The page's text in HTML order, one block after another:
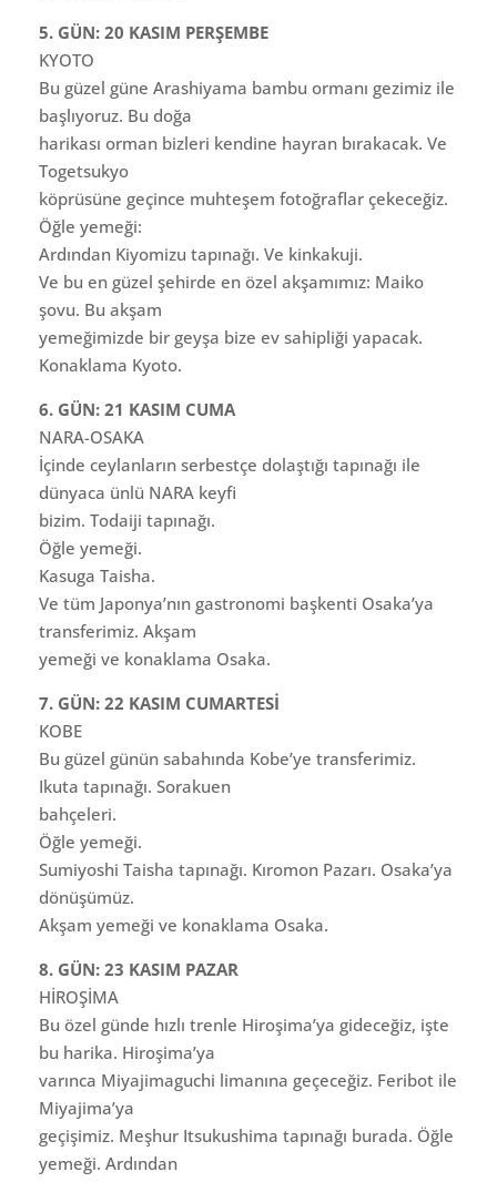
5. GÜN: 20 KASIM PERŞEMBE
KYOTO
Bu güzel güne Arashiyama bambu ormanı gezimiz ile
başlıyoruz. Bu doğa
harikası orman bizleri kendine hayran bırakacak. Ve
Togetsukyo
köprüsüne geçince muhteşem fotoğraflar çekeceğiz.
Öğle yemeği:
Ardından Kiyomizu tapınağı. Ve kinkakuji.
Ve bu en güzel şehirde en özel akşamımız: Maiko
şovu. Bu akşam
yemeğimizde bir geyşa bize ev sahipliği yapacak.
Konaklama Kyoto.
6. GÜN: 21 KASIM CUMA
NARA-OSAKA
İçinde ceylanların serbestçe dolaştığı tapınağı ile
dünyaca ünlü NARA keyfi
bizim. Todaiji tapınağı.
Öğle yemeği.
Kasuga Taisha.
Ve tüm Japonya’nın gastronomi başkenti Osaka’ya
transferimiz. Akşam
yemeği ve konaklama Osaka.
7. GÜN: 22 KASIM CUMARTESİ
KOBE
Bu güzel günün sabahında Kobe’ye transferimiz.
Ikuta tapınağı. Sorakuen
bahçeleri.
Öğle yemeği.
Sumiyoshi Taisha tapınağı. Kıromon Pazarı. Osaka’ya
dönüşümüz.
Akşam yemeği ve konaklama Osaka.
8. GÜN: 23 KASIM PAZAR
HİROŞİMA
Bu özel günde hızlı trenle Hiroşima’ya gideceğiz, işte
bu harika. Hiroşima’ya
varınca Miyajimaguchi limanına geçeceğiz. Feribot ile
Miyajima’ya
geçişimiz. Meşhur Itsukushima tapınağı burada. Öğle
yemeği. Ardından